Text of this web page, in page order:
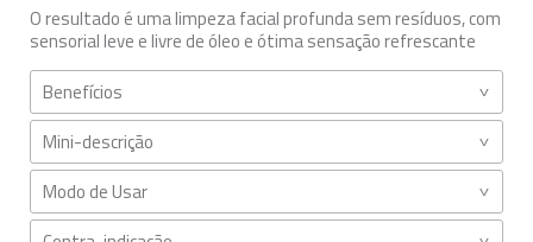
O resultado é uma limpeza facial profunda sem resíduos, com
sensorial leve e livre de óleo e ótima sensação refrescante
Benefícios
Mini-descrição
Modo de Usar